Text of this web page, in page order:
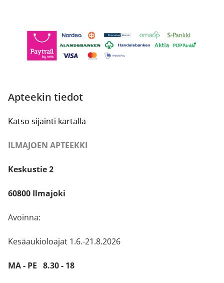
Apteekin tiedot
Katso sijainti kartalla
ILMAJOEN APTEEKKI
Keskustie 2
60800 Ilmajoki
Avoinna:
Kesäaukioloajat 1.6.-21.8.2026
MA - PE 8.30 - 18